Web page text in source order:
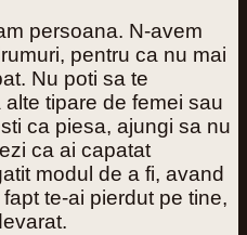
persoana. N-avem
pentru ca nu mai
Nu poti sa te
tipare de femei sau
ca piesa, ajungi sa nu
ca ai capatat
modul de a fi, avand
te-ai pierdut pe tine,